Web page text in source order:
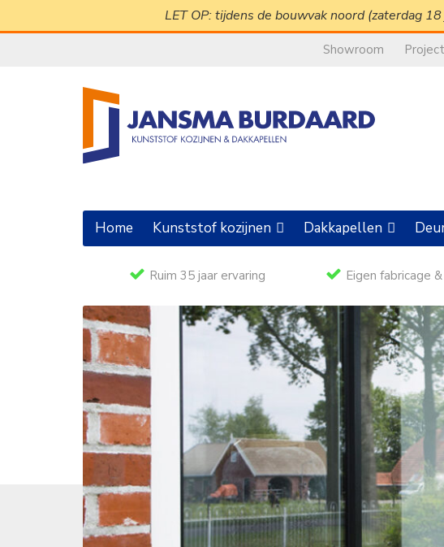
LET OP: tijdens de bouwvak noord (zaterdag
Showroom
Home Kunststof kozijnen Dakkapellen
Ruim 35 jaar ervaring Eigen fabricage